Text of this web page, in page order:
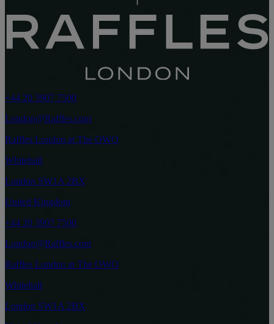
+44 20 3907 7500
London@Raffles.com
Raffles London at The OWO
Whitehall
London SW1A 2BX
United Kingdom
+44 20 3907 7500
London@Raffles.com
Raffles London at The OWO
Whitehall
London SW1A 2BX